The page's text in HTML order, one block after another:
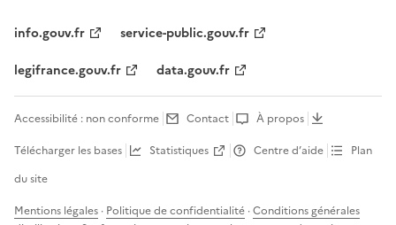
info.gouv.fr
service-public.gouv.fr
legifrance.gouv.fr
data.gouv.fr
Accessibilité : non conforme Contact
À propos
Télécharger les bases
Statistiques Centre d’aide
Plan
du site
Mentions légales · Politique de confidentialité ·Conditions générales